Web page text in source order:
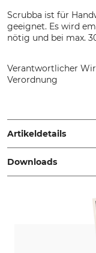
Scrubba ist für
geeignet. Es wird
nötig und bei max.
Verantwortlicher
Verordnung
4600 Wels, Austria,
Artikeldetails
Marke
Teufelberger
Downloads
Sicherheitsdatenblatt |